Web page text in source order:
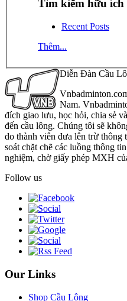
Tìm kiếm hữu ích
Recent Posts
Thêm...
Diễn Đàn Cầu
Nam.
đích giao lưu, học hỏi, chia sẻ
đến cầu lông. Chúng tôi sẽ
do thành viên đưa lên trừ
soát chặt chẽ các luồng thông
nghiệm, chờ giấy phép MXH
Follow us
Our Links
Shop Cầu Lông